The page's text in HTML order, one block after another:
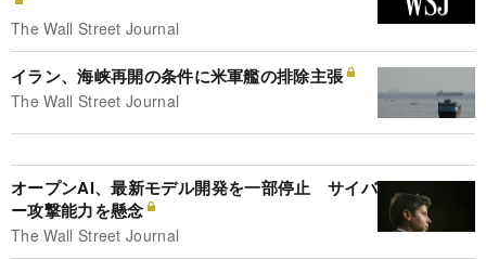
The Wall Street Journal
イラン、海峡再開の条件に米軍艦の排除主張
The Wall Street Journal
オープンAI、最新モデル開発を一部停止 サイバ
ー攻撃能力を懸念
The Wall Street Journal